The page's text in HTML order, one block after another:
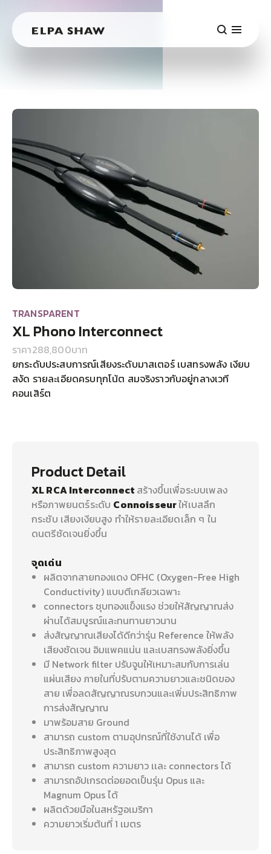
TRANSPARENT
XL Phono Interconnect
ราคา288,800บาท
ยกระดับประสบการณ์เสียงระดับมาสเตอร์ เบสทรงพลัง เงียบ
สงัด รายละเอียดครบทุกโน้ต สมจริงราวกับอยู่กลางเวที
คอนเสิร์ต
Product Detail
XL RCA Interconnect สร้างขึ้นเพื่อระบบเพลง
หรือภาพยนตร์ระดับ Connoisseurให้เบสลึก
กระชับ เสียงเงียบสูง ทำให้รายละเอียดเล็ก ๆ ใน
ดนตรีชัดเจนยิ่งขึ้น
จุดเด่น
ผลิตจากสายทองแดง OFHC (Oxygen-Free High
Conductivity) แบบตีเกลียวเฉพาะ
connectors ชุบทองแข็งแรง ช่วยให้สัญญาณส่ง
ผ่านได้สมบูรณ์และทนทานยาวนาน
ส่งสัญญาณเสียงได้ดีกว่ารุ่น Reference ให้พลัง
เสียงชัดเจน อิมแพคแน่น และเบสทรงพลังยิ่งขึ้น
มี Network filter ปรับจูนให้เหมาะสมกับการเล่น
แผ่นเสียง ภายในที่ปรับตามความยาวและชนิดของ
สาย เพื่อลดสัญญาณรบกวนและเพิ่มประสิทธิภาพ
การส่งสัญญาณ
มาพร้อมสาย Ground
สามารถ custom ตามอุปกรณ์ที่ใช้งานได้ เพื่อ
ประสิทธิภาพสูงสุด
สามารถ custom ความยาว เเละ connectors ได้
สามารถอัปเกรดต่อยอดเป็นรุ่น Opus และ
Magnum Opus ได้
ผลิตด้วยมือในสหรัฐอเมริกา
ความยาวเริ่มต้นที่ 1 เมตร